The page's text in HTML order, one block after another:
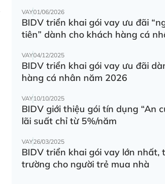
VAY01/06/2026
BIDV triển khai gói vay ưu đãi
tiên” dành cho khách hàng cá
VAY04/12/2025
BIDV triển khai gói vay ưu đãi
hàng cá nhân năm 2026
VAY10/10/2025
BIDV giới thiệu gói tín dụng “An
lãi suất chỉ từ 5%/năm
VAY26/03/2025
BIDV triển khai gói vay lớn nhất,
trường cho người trẻ mua nhà